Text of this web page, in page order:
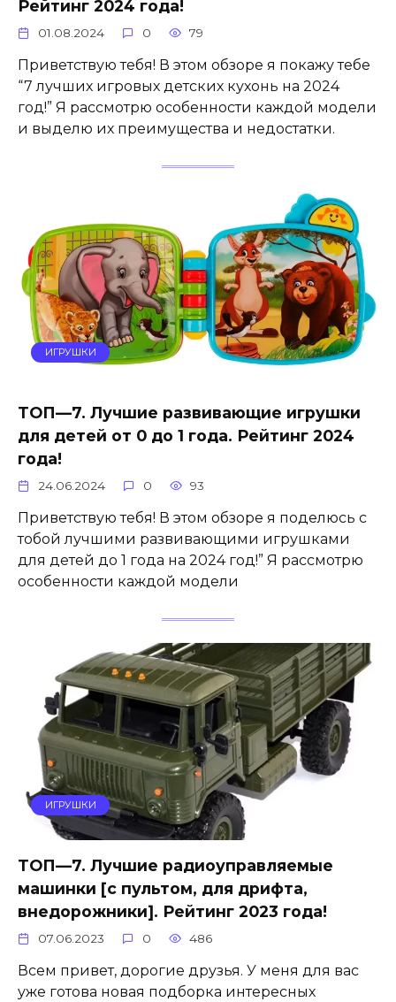
Рейтинг 2024 года!
01.08.2024 0 79
Приветствую тебя! В этом обзоре я покажу тебе
“7 лучших игровых детских кухонь на 2024
год!” Я рассмотрю особенности каждой модели
и выделю их преимущества и недостатки.
ИГРУШКИ
ТОП—7. Лучшие развивающие игрушки
для детей от 0 до 1 года. Рейтинг 2024
года!
24.06.2024 0 93
Приветствую тебя! В этом обзоре я поделюсь с
тобой лучшими развивающими игрушками
для детей до 1 года на 2024 год!” Я рассмотрю
особенности каждой модели
ИГРУШКИ
ТОП—7. Лучшие радиоуправляемые
машинки [с пультом, для дрифта,
внедорожники]. Рейтинг 2023 года!
07.06.2023 0 486
Всем привет, дорогие друзья. У меня для вас
уже готова новая подборка интересных